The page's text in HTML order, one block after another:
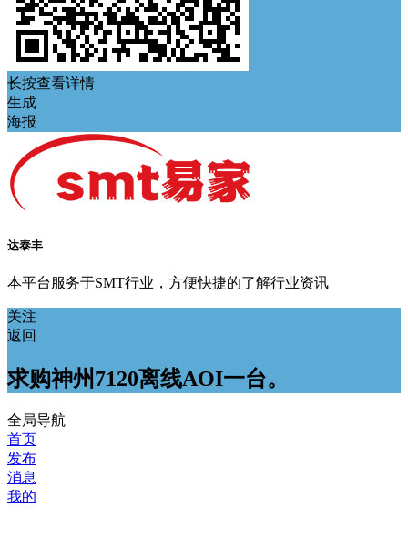
长按查看详情
生成
海报
达泰丰
本平台服务于SMT行业，方便快捷的了解行业资讯
关注
返回
求购神州7120离线AOI一台。
全局导航
首页
发布
消息
我的